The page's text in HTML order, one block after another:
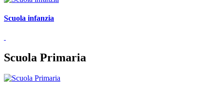
Scuola infanzia
Scuola Primaria